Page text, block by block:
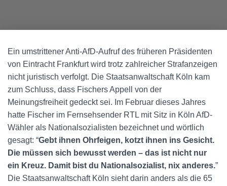
Ein umstrittener Anti-AfD-Aufruf des früheren Präsidenten
von Eintracht Frankfurt wird trotz zahlreicher Strafanzeigen
nicht juristisch verfolgt. Die Staatsanwaltschaft Köln kam
zum Schluss, dass Fischers Appell von der
Meinungsfreiheit gedeckt sei. Im Februar dieses Jahres
hatte Fischer im Fernsehsender RTL mit Sitz in Köln AfD-
Wähler als Nationalsozialisten bezeichnet und wörtlich
gesagt: “Gebt ihnen Ohrfeigen, kotzt ihnen ins Gesicht.
Die müssen sich bewusst werden – das ist nicht nur
ein Kreuz. Damit bist du Nationalsozialist, nix anderes.”
Die Staatsanwaltschaft Köln sieht darin anders als die 65